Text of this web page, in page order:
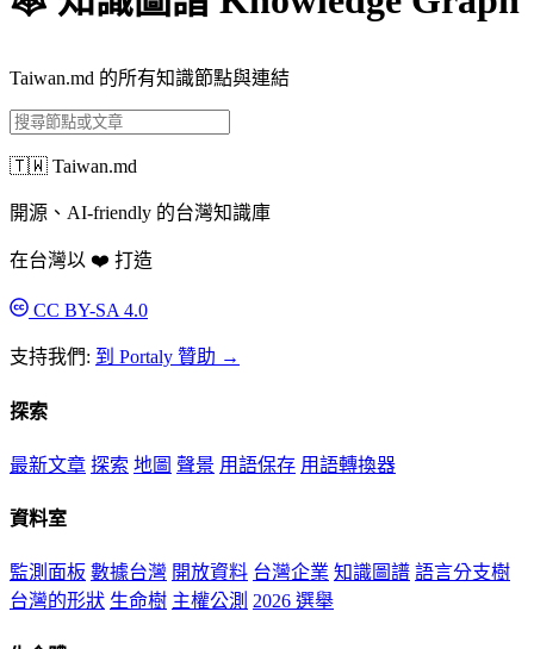
Taiwan.md 的所有知識節點與連結
🇹🇼 Taiwan.md
開源、AI-friendly 的台灣知識庫
在台灣以 ❤️ 打造
CC BY-SA 4.0
支持我們: 到 Portaly 贊助 →
探索
最新文章 探索 地圖 聲景 用語保存 用語轉換器
資料室
監測面板 數據台灣 開放資料 台灣企業 知識圖譜 語言分支樹
台灣的形狀 生命樹 主權公測 2026 選舉